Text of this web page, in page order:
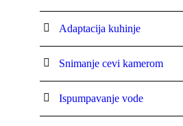
Adaptacija kuhinje
Snimanje cevi kamerom
Ispumpavanje vode